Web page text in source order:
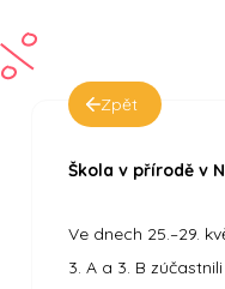
Zpět
Škola v přírodě v
Ve dnech 25.–29.
3. A a 3. B